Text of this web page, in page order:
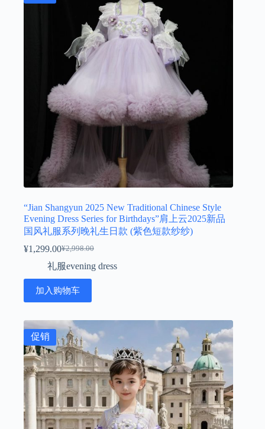
“Jian Shangyun 2025 New Traditional Chinese Style
Evening Dress Series for Birthdays”肩上云2025新品
国风礼服系列晚礼生日款 (紫色短款纱纱)
¥2,998.00
原
价
为：
¥2,998.00。
¥1,299.00当
前
价
格
为：
礼服evening dress
加入购物车
促销